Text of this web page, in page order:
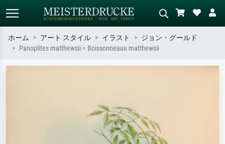
ホーム アート スタイル イラスト
ジョン・グールド
Panoplites matthewsii = Boissonneaua matthewsii